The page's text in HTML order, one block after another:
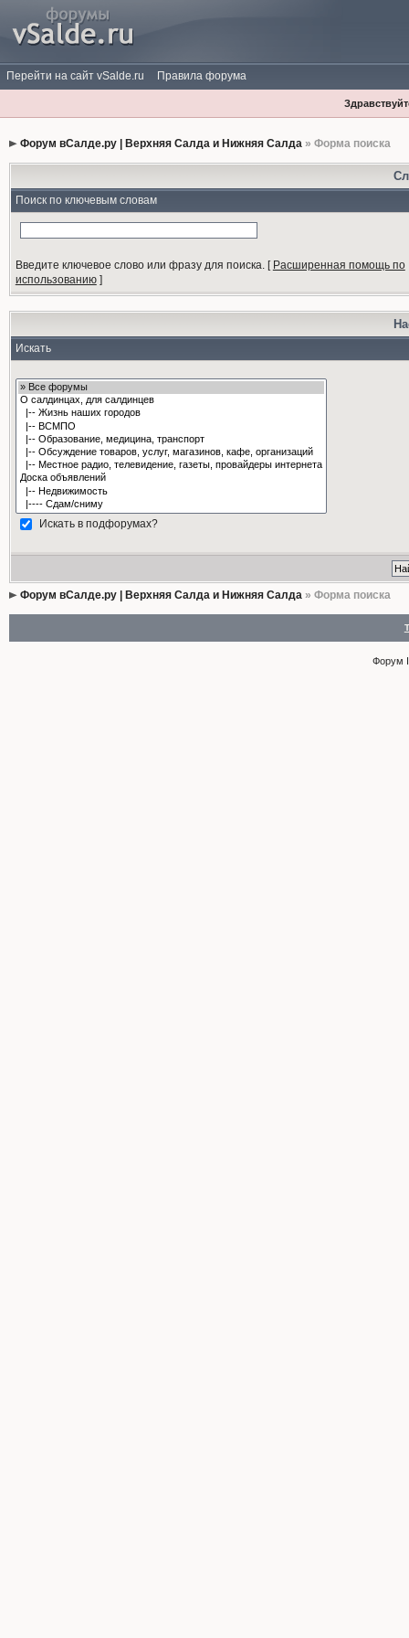
Перейти на сайт vSalde.ru Правила форума
Форум вСалде.ру | Верхняя Салда и Нижняя Салда» Форма поиска
Поиск по ключевым словам
Введите ключевое слово или фразу для поиска.[ Расширенная помощь по
использованию]
Искать
Искать в подфорумах?
Форум вСалде.ру | Верхняя Салда и Нижняя Салда» Форма поиска
Форум